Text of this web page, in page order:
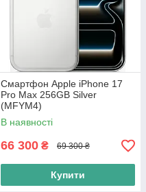
Смартфон Apple iPhone 17
Pro Max 256GB Silver
(MFYM4)
В наявності
66 300 ₴ 69 300 ₴
Купити